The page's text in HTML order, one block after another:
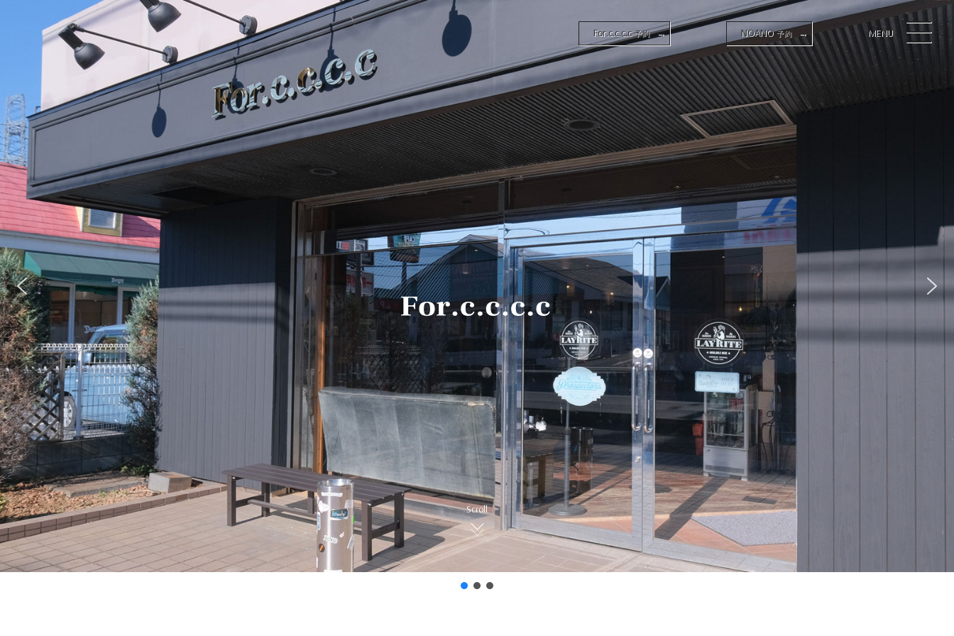
NOANO 予約 →
For.c.c.c.c 予約→ MENU
Scroll